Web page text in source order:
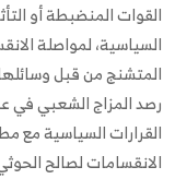
القوات المنضبطة أو
السياسية، لمواصلة
المتشنج من قبل
رصد المزاج الشعبي في
القرارات السياسية مع
الانقسامات لصالح